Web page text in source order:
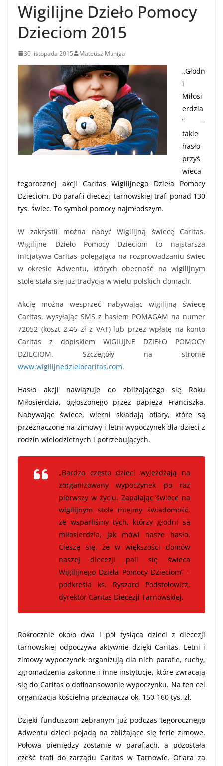
Wigilijne Dzieło Pomocy
Dzieciom 2015
30 listopada 2015 Mateusz Muniga
„Głodn
i
Miłosi
erdzia
” –
takie
hasło
przyś
wieca
tegorocznej akcji Caritas Wigilijnego Dzieła Pomocy
Dzieciom. Do parafii diecezji tarnowskiej trafi ponad 130
tys. świec. To symbol pomocy najmłodszym.
W zakrystii można nabyć Wigilijną świecę Caritas.
Wigilijne Dzieło Pomocy Dzieciom to najstarsza
inicjatywa Caritas polegająca na rozprowadzaniu świec
w okresie Adwentu, których obecność na wigilijnym
stole stała się już tradycją w wielu polskich domach.
Akcję można wesprzeć nabywając wigilijną świecę
Caritas, wysyłając SMS z hasłem POMAGAM na numer
72052 (koszt 2,46 zł z VAT) lub przez wpłatę na konto
Caritas z dopiskiem WIGILIJNE DZIEŁO POMOCY
DZIECIOM. Szczegóły na stronie
www.wigilijnedzielocaritas.com.
Hasło akcji nawiązuje do zbliżającego się Roku
Miłosierdzia, ogłoszonego przez papieża Franciszka.
Nabywając świece, wierni składają ofiary, które są
przeznaczone na zimowy i letni wypoczynek dla dzieci z
rodzin wielodzietnych i potrzebujących.
„Bardzo często dzieci wyjeżdżają na
zorganizowany wypoczynek po raz
pierwszy w życiu. Zapalając świece na
wigilijnym stole miejmy świadomość,
że wsparliśmy tych, którzy głodni są
miłosierdzia, jak mówi nasze hasło.
Cieszę się, że w większości domów
naszej diecezji pali się świeca
Wigilijnego Dzieła Pomocy Dzieciom” –
podkreśla ks. Ryszard Podstołowicz,
dyrektor Caritas Diecezji Tarnowskiej.
Rokrocznie około dwa i pół tysiąca dzieci z diecezji
tarnowskiej odpoczywa aktywnie dzięki Caritas. Letni i
zimowy wypoczynek organizują dla nich parafie, ruchy,
zgromadzenia zakonne i inne instytucje, które zwracają
się do Caritas o dofinansowanie wypoczynku. Na ten cel
organizacja kościelna przeznacza ok. 150-160 tys. zł.
Dzięki funduszom zebranym już podczas tegorocznego
Adwentu dzieci pojadą na zbliżające się ferie zimowe.
Połowa pieniędzy zostanie w parafiach, a pozostała
cześć trafi do zarządu Caritas w Tarnowie. Ofiara za